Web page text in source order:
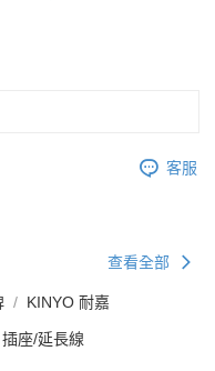
客服
查看全部
KINYO 耐嘉
插座/延長線